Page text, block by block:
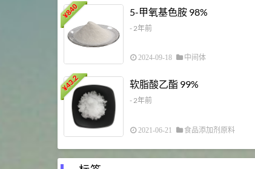
¥
840 5-甲氧基色胺 98%
- 2年前
2024-09-18 中间体
¥
43.2 软脂酸乙酯 99%
- 2年前
2021-06-21 食品添加剂原料